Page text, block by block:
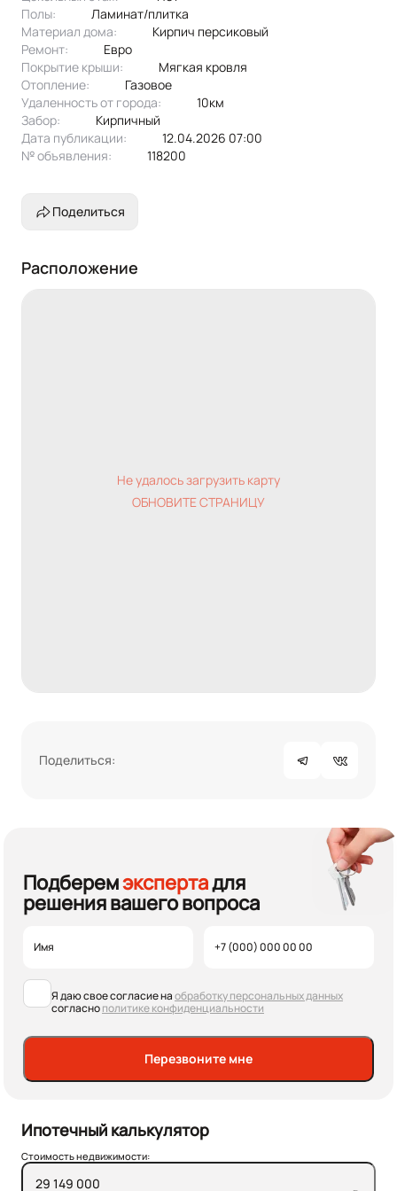
Полы:
ламинат/плитка
Материал дома:
кирпич персиковый
Ремонт:
Евро
Покрытие крыши:
мягкая кровля
Отопление:
газовое
Удаленность от города:
10км
Забор:
кирпичный
Дата публикации:
12.04.2026 07:00
№ объявления:
118200
Поделиться
Расположение
Не удалось загрузить карту
ОБНОВИТЕ СТРАНИЦУ
Поделиться:
Подберемэкспертадля
решения вашего вопроса
Я даю свое согласие наобработку персональных данных
согласнополитике конфиденциальности
Перезвоните мне
Ипотечный калькулятор
Стоимость недвижимости: